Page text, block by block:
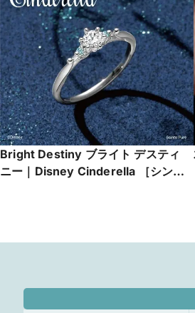
Bright Destiny ブライト デスティ
ニー｜Disney Cinderella ［シンデ